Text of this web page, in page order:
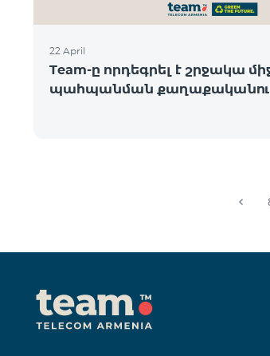
22 April
Team-ը որդեգրել է շրջակա
պահպանման